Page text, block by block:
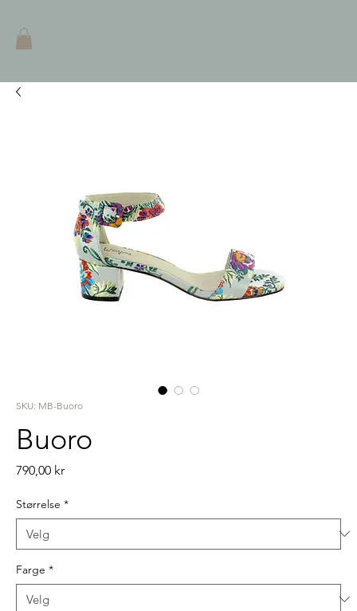
SKU: MB-Buoro
Buoro
790,00 krPris
Størrelse *
Farge *